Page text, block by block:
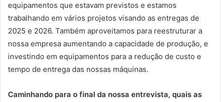
equipamentos que estavam previstos e estamos
trabalhando em vários projetos visando as entregas de
2025 e 2026. Também aproveitamos para reestruturar a
nossa empresa aumentando a capacidade de produção, e
investindo em equipamentos para a redução de custo e
tempo de entrega das nossas máquinas.
Caminhando para o final da nossa entrevista, quais as